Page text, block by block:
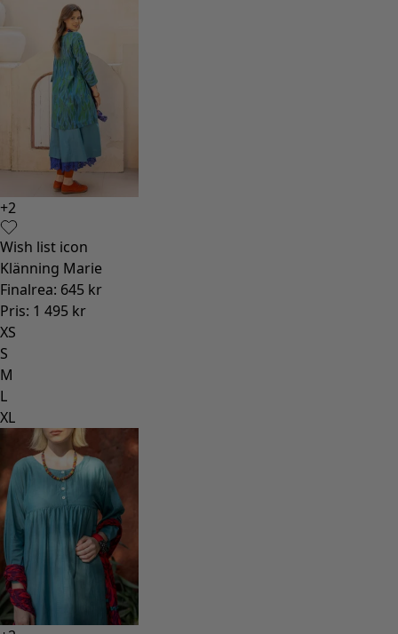
+2
Wish list icon
Klänning Marie
Finalrea: 645 kr
Pris: 1 495 kr
XS
S
M
L
XL